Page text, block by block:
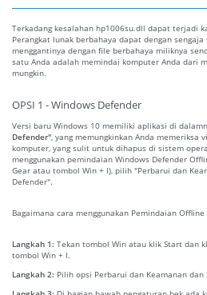
Terkadang kesalahan hp1006su.dll dapat terjadi
Perangkat lunak berbahaya dapat dengan
menggantinya dengan file berbahaya miliknya
satu Anda adalah memindai komputer Anda dari
mungkin.
OPSI 1 - Windows Defender
Versi baru Windows 10 memiliki aplikasi di
Defender" , yang memungkinkan Anda memeriksa
komputer, yang sulit untuk dihapus di sistem
menggunakan pemindaian Windows Defender
Gear atau tombol Win + I), pilih "Perbarui dan
Defender".
Bagaimana cara menggunakan Pemindaian
Langkah 1: Tekan tombol Win atau klik Start dan
tombol Win + I.
Langkah 2: Pilih opsi Perbarui dan Keamanan